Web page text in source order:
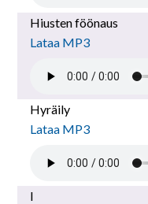
Hiusten föönaus
Lataa MP3
Hyräily
Lataa MP3
I